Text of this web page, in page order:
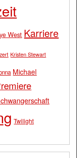
West Karriere
Kristen Stewart
Michael
Twilight